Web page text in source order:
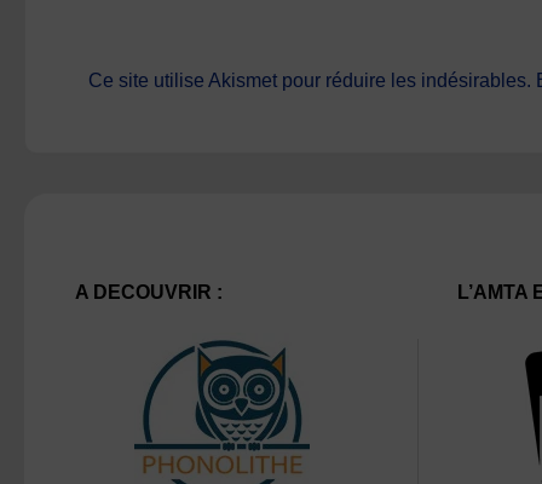
Ce site utilise Akismet pour réduire les indésirables.
A DECOUVRIR : L’AMTA